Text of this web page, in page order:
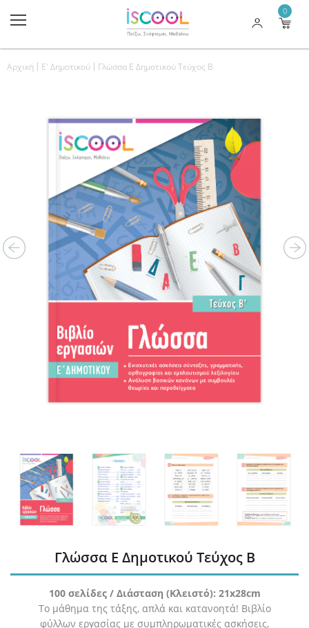
0
Αρχική Ε' Δημοτικού Γλώσσα Ε Δημοτικού Τεύχος Β
Γλώσσα Ε Δημοτικού Τεύχος Β
100 σελίδες / Διάσταση (Κλειστό): 21x28cm
Το μάθημα της τάξης, απλά και κατανοητά! Βιβλίο
φύλλων εργασίας με συμπληρωματικές ασκήσεις,